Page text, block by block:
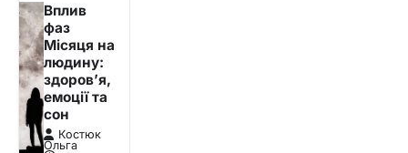
Вплив
фаз
Місяця на
людину:
здоров’я,
емоції та
сон
Костюк
Ольга